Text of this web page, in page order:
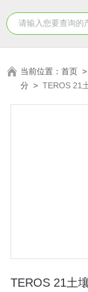
当前位置：首页 >
分 >TEROS 21
TEROS 21土